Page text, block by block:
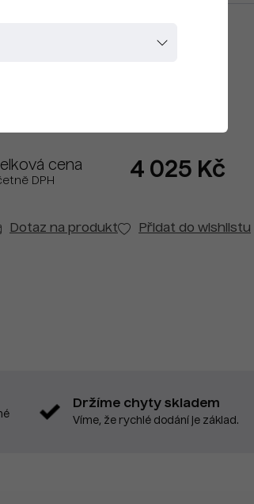
cena
DPH 4 025 Kč
Dotaz na produkt Přidat do wishlistu
Držíme chyty skladem
Víme, že rychlé dodání je základ.